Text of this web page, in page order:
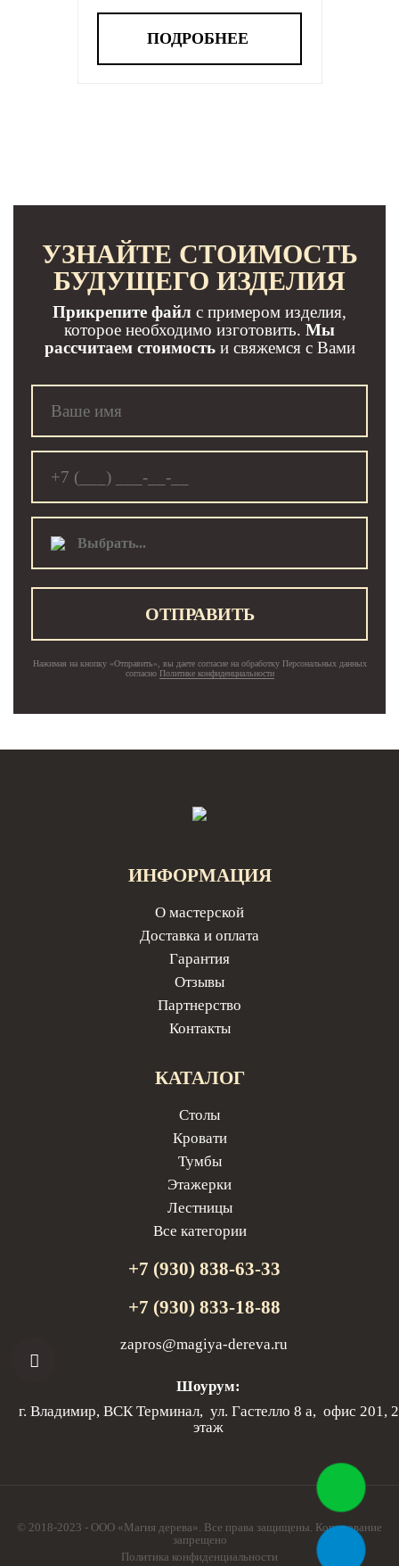
ПОДРОБНЕЕ
УЗНАЙТЕ СТОИМОСТЬ
БУДУЩЕГО ИЗДЕЛИЯ
Прикрепите файл с примером изделия,
которое необходимо изготовить. Мы
рассчитаем стоимостьи свяжемся с Вами
Выбрать...
ОТПРАВИТЬ
Нажимая на кнопку «Отправить», вы даете согласие на обработку Персональных данных
согласно Политике конфиденциальности
ИНФОРМАЦИЯ
О мастерской
Доставка и оплата
Гарантия
Отзывы
Партнерство
Контакты
КАТАЛОГ
Столы
Кровати
Тумбы
Этажерки
Лестницы
Все категории
+7 (930) 838-63-33
+7 (930) 833-18-88
zapros@magiya-dereva.ru
Шоурум:
г. Владимир, ВСК Терминал, ул. Гастелло 8 а, офис 201, 2
этаж
© 2018-2023 - ООО «Магия дерева». Все права защищены. Копирование
запрещено
Политика конфиденциальности